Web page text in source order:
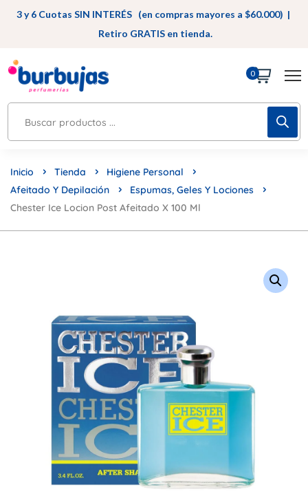
3 y 6 Cuotas SIN INTERÉS (en compras mayores a $60.000) |
Retiro GRATIS en tienda.
0
Inicio Tienda
Higiene Personal
Afeitado Y Depilación
Espumas, Geles Y Lociones
Chester Ice Locion Post Afeitado X 100 Ml